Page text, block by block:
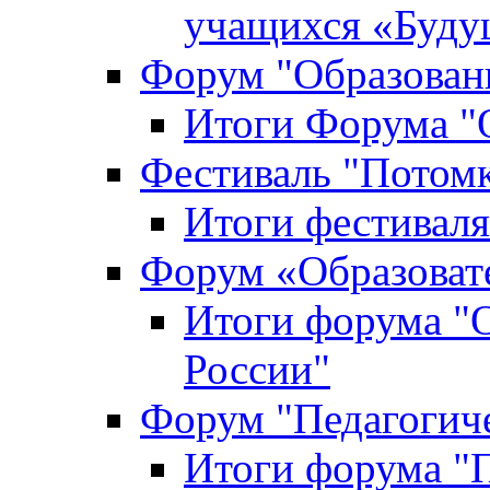
учащихся
Форум
Итоги Форума
Фестиваль
Итоги
Форум
Итоги форума
России"
Форум
Итоги форума